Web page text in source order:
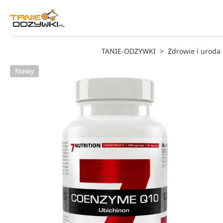
TANIE-ODZYWKI Zdrowie i uroda
Nowy